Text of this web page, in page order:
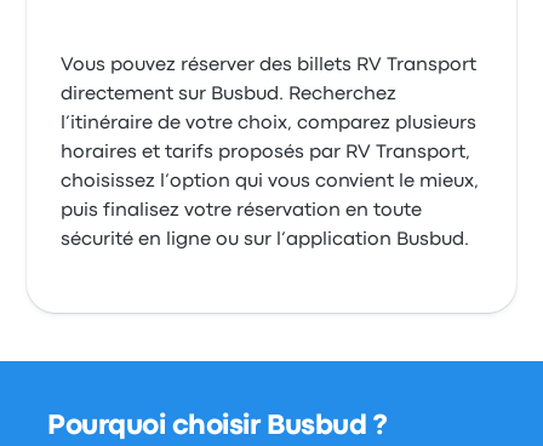
Vous pouvez réserver des billets RV Transport
directement sur Busbud. Recherchez
l’itinéraire de votre choix, comparez plusieurs
horaires et tarifs proposés par RV Transport,
choisissez l’option qui vous convient le mieux,
puis finalisez votre réservation en toute
sécurité en ligne ou sur l’application Busbud.
Pourquoi choisir Busbud ?